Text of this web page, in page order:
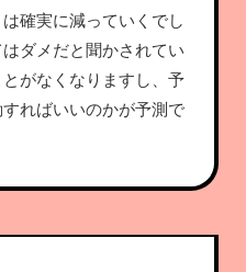
確実に減っていくでし
ダメだと聞かされてい
がなくなりますし、予
ればいいのかが予測で